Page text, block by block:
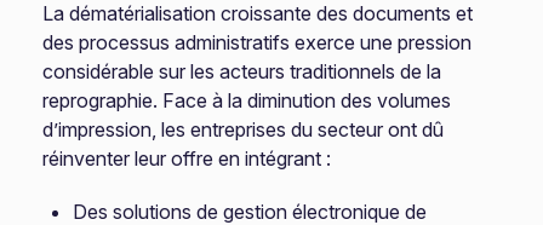
La dématérialisation croissante des documents et
des processus administratifs exerce une pression
considérable sur les acteurs traditionnels de la
reprographie. Face à la diminution des volumes
d’impression, les entreprises du secteur ont dû
réinventer leur offre en intégrant :
Des solutions de gestion électronique de